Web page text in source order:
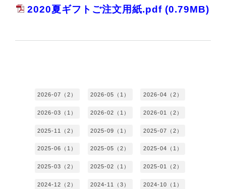
2020夏ギフトご注文用紙.pdf (0.79MB)
2026-07（2） 2026-05（1） 2026-04（2）
2026-03（1） 2026-02（1） 2026-01（2）
2025-11（2） 2025-09（1） 2025-07（2）
2025-06（1） 2025-05（2） 2025-04（1）
2025-03（2） 2025-02（1） 2025-01（2）
2024-12（2） 2024-11（3） 2024-10（1）